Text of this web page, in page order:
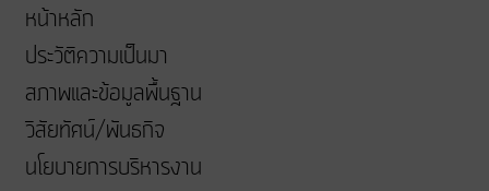
หน้าหลัก
ประวัติความเป็นมา
สภาพและข้อมูลพื้นฐาน
วิสัยทัศน์/พันธกิจ
นโยบายการบริหารงาน